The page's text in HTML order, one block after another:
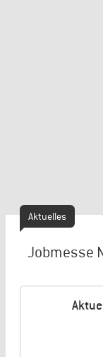
Aktuelles
Jobmesse